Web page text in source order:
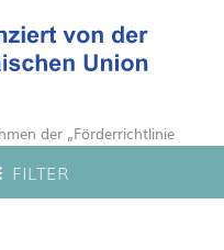
FILTER
der „Förderrichtlinie
2027“ gefördert. Hierdurch
auf unserem Webshop